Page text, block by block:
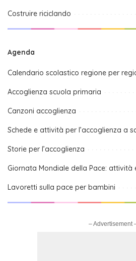
Costruire riciclando
Agenda
Calendario scolastico regione per
Accoglienza scuola primaria
Canzoni accoglienza
Schede e attività per l’accoglienza a
Storie per l’accoglienza
Giornata Mondiale della Pace:
Lavoretti sulla pace per bambini
– Advertisement